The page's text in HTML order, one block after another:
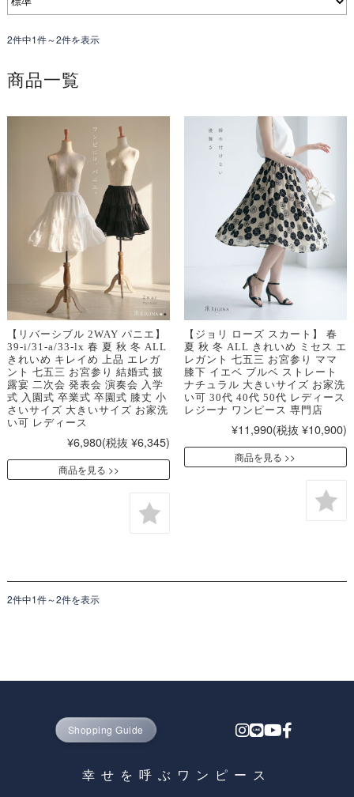
2件中1件～2件を表示
商品一覧
【リバーシブル 2WAY パニエ】
39-i/31-a/33-lx 春 夏 秋 冬 ALL
きれいめ キレイめ 上品 エレガ
ント 七五三 お宮参り 結婚式 披
露宴 二次会 発表会 演奏会 入学
式 入園式 卒業式 卒園式 膝丈 小
さいサイズ 大きいサイズ お家洗
い可 レディース
¥6,980(税抜 ¥6,345)
商品を見る
【ジョリ ローズ スカート】 春
夏 秋 冬 ALL きれいめ ミセス エ
レガント 七五三 お宮参り ママ
膝下 イエベ ブルベ ストレート
ナチュラル 大きいサイズ お家洗
い可 30代 40代 50代 レディース
レジーナ ワンピース 専門店
¥11,990(税抜 ¥10,900)
商品を見る
2件中1件～2件を表示
Shopping Guide
幸せを呼ぶワンピース